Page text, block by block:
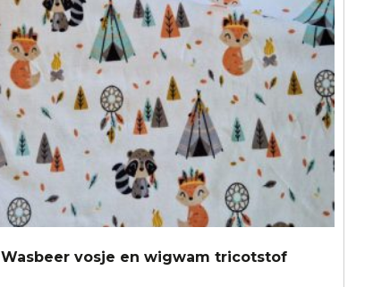
Wasbeer vosje en wigwam tricotstof